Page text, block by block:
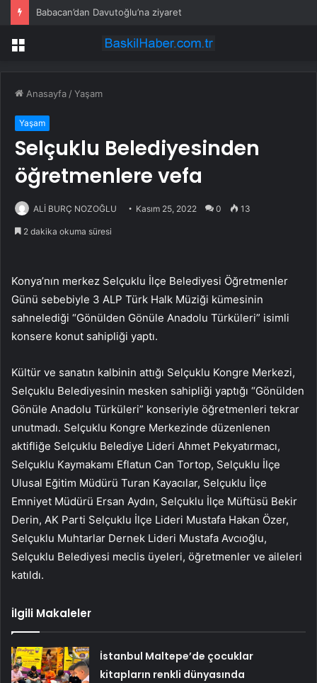
Babacan’dan Davutoğlu’na ziyaret
Menü
Anasayfa /Yaşam
Yaşam
Selçuklu Belediyesinden
öğretmenlere vefa
ALİ BURÇ NOZOĞLU Kasım 25, 2022 0 13
2 dakika okuma süresi
Konya’nın merkez Selçuklu İlçe Belediyesi Öğretmenler
Günü sebebiyle 3 ALP Türk Halk Müziği kümesinin
sahnelediği “Gönülden Gönüle Anadolu Türküleri” isimli
konsere konut sahipliği yaptı.
Kültür ve sanatın kalbinin attığı Selçuklu Kongre Merkezi,
Selçuklu Belediyesinin mesken sahipliği yaptığı “Gönülden
Gönüle Anadolu Türküleri” konseriyle öğretmenleri tekrar
unutmadı. Selçuklu Kongre Merkezinde düzenlenen
aktifliğe Selçuklu Belediye Lideri Ahmet Pekyatırmacı,
Selçuklu Kaymakamı Eflatun Can Tortop, Selçuklu İlçe
Ulusal Eğitim Müdürü Turan Kayacılar, Selçuklu İlçe
Emniyet Müdürü Ersan Aydın, Selçuklu İlçe Müftüsü Bekir
Derin, AK Parti Selçuklu İlçe Lideri Mustafa Hakan Özer,
Selçuklu Muhtarlar Dernek Lideri Mustafa Avcıoğlu,
Selçuklu Belediyesi meclis üyeleri, öğretmenler ve aileleri
katıldı.
İlgili Makaleler
İstanbul Maltepe’de çocuklar
kitapların renkli dünyasında